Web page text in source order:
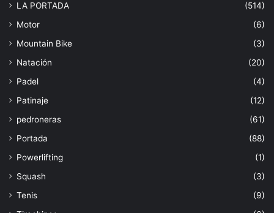
LA PORTADA
(514)
Motor
(6)
Mountain Bike
(3)
Natación
(20)
Padel
(4)
Patinaje
(12)
pedroneras
(61)
Portada
(88)
Powerlifting
(1)
Squash
(3)
Tenis
(9)